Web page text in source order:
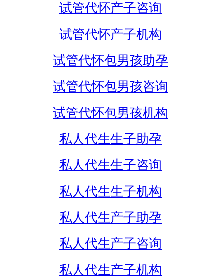
试管代怀产子咨询
试管代怀产子机构
试管代怀包男孩助孕
试管代怀包男孩咨询
试管代怀包男孩机构
私人代生生子助孕
私人代生生子咨询
私人代生生子机构
私人代生产子助孕
私人代生产子咨询
私人代生产子机构